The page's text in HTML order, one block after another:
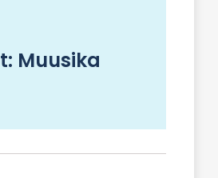
Muusika